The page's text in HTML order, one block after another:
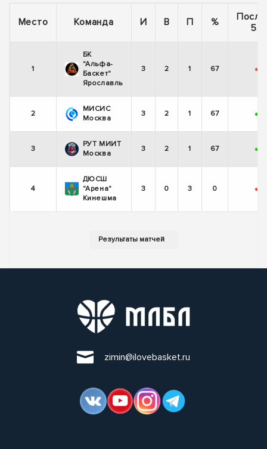
Место Команда И В П %
5
1
БК
"Альфа-
Баскет"
Ярославль
3 2 1 67 -
2
МИСИС
Москва
3 2 1 67 +
3
РУТ МИИТ
Москва
3 2 1 67 +
4
ДЮСШ
"Арена"
Кинешма
3 0 3 0 -
zimin@ilovebasket.ru